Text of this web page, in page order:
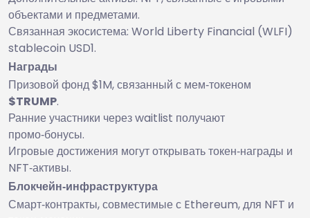
объектами и предметами.
Связанная экосистема: World Liberty Financial (WLFI)
stablecoin USD1.
Награды
Призовой фонд $1M, связанный с мем‑токеном
$TRUMP.
Ранние участники через waitlist получают
промо‑бонусы.
Игровые достижения могут открывать токен‑награды и
NFT‑активы.
Блокчейн‑инфраструктура
Смарт‑контракты, совместимые с Ethereum, для NFT и